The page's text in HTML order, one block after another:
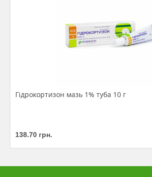
Гідрокортизон мазь 1% туба 10 г
138.70 грн.